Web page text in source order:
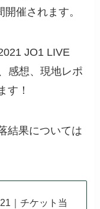
催されます。
JO1 LIVE
感想、現地レポ
す！
結果については
｜チケット当